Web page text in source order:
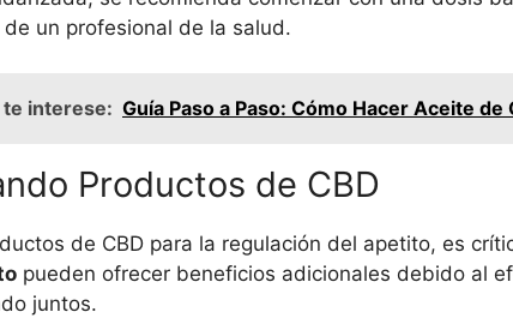
un profesional de la salud.
te interese: Guía Paso a Paso: Cómo Hacer Aceite de
Productos de CBD
de CBD para la regulación del apetito, es
pueden ofrecer beneficios adicionales debido al
juntos.